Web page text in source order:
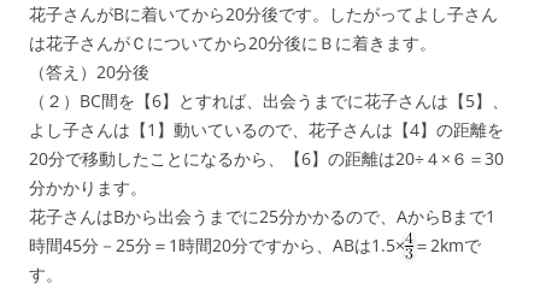
花子さんがBに着いてから20分後です。したがってよし子さん
は花子さんがＣについてから20分後にＢに着きます。
（答え）20分後
（２）BC間を【6】とすれば、出会うまでに花子さんは【5】、
よし子さんは【1】動いているので、花子さんは【4】の距離を
20分で移動したことになるから、【6】の距離は20÷４×６＝30
分かかります。
花子さんはBから出会うまでに25分かかるので、AからBまで1
時間45分－25分＝1時間20分ですから、ABは1.5× ＝2kmで
す。